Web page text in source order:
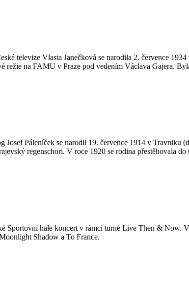
televize Vlasta Janečková se narodila 2. července
režie na FAMU v Praze pod vedením Václava Gajera.
Josef Páleníček se narodil 19. července 1914 v
regenschori. V roce 1920 se rodina přestěhovala do
Sportovní hale koncert v rámci turné Live Then & Now.
Shadow a To France.